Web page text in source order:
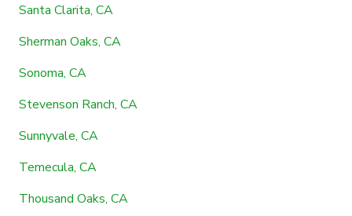
Santa Clarita, CA
Sherman Oaks, CA
Sonoma, CA
Stevenson Ranch, CA
Sunnyvale, CA
Temecula, CA
Thousand Oaks, CA